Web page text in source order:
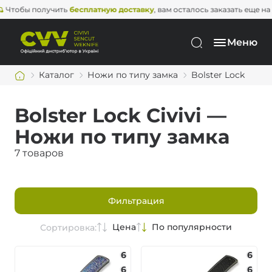
Чтобы получитьбесплатную доставку, вам осталось заказать
Меню
Каталог Ножи по типу замка Bolster Lock
Bolster Lock Civivi —
Ножи по типу замка
7 товаров
Фильтрация
Сортировка: Цена По популярности
6
6
6
6